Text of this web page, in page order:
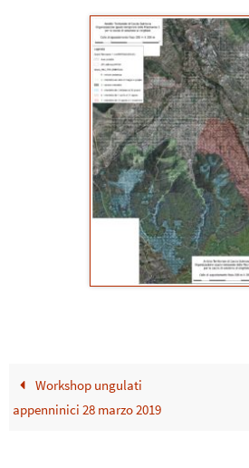
Workshop ungulati
appenninici 28 marzo 2019